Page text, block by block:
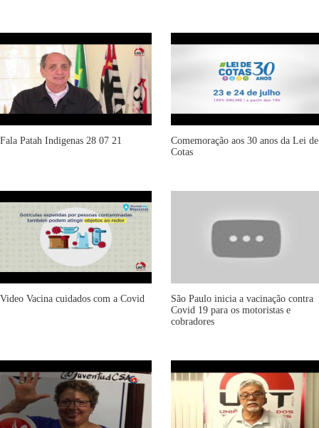
Fala Patah Indigenas 28 07 21
Comemoração aos 30 anos da Lei de
Cotas
Video Vacina cuidados com a Covid
São Paulo inicia a vacinação contra
Covid 19 para os motoristas e
cobradores